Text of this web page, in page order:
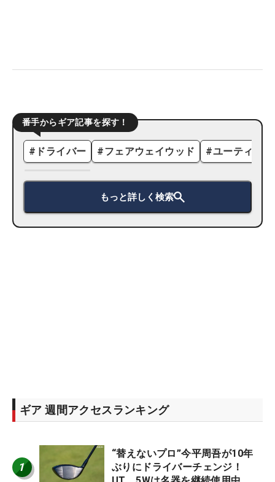
番手からギア記事を探す！
# ドライバー #フェアウェイウッド #ユーティリ
もっと詳しく検索
ギア 週間アクセスランキング
1
“替えないプロ”今平周吾が10年
ぶりにドライバーチェンジ！